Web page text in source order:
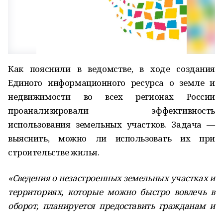
Как пояснили в ведомстве, в ходе создания
Единого информационного ресурса о земле и
недвижимости во всех регионах России
проанализировали эффективность
использования земельных участков. Задача —
выяснить, можно ли использовать их при
строительстве жилья.
«Сведения о незастроенных земельных участках и
территориях, которые можно быстро вовлечь в
оборот, планируется предоставить гражданам и